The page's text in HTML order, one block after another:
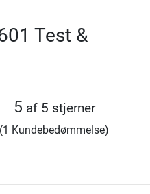
Test &
5 af 5 stjerner
(1 Kundebedømmelse)